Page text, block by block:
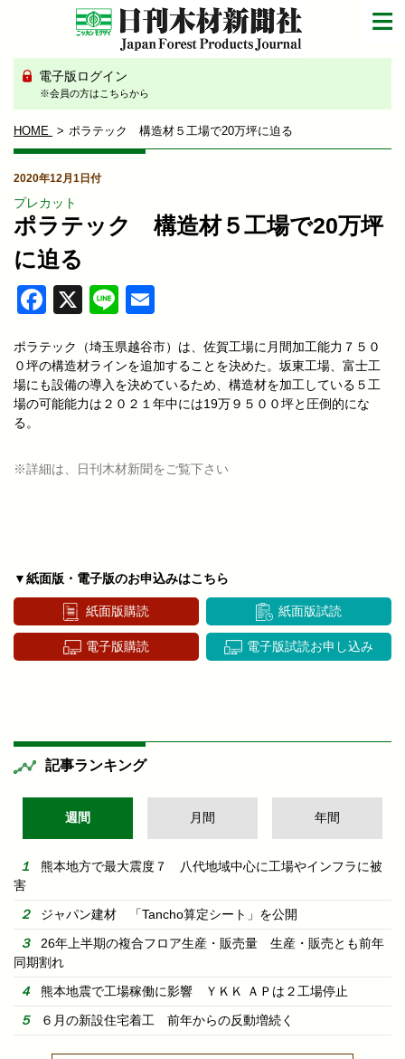
電子版ログイン
※会員の方はこちらから
HOME ポラテック 構造材５工場で20万坪に迫る
2020年12月1日付
プレカット
ポラテック 構造材５工場で20万坪
に迫る
Facebook
X Line
ポラテック（埼玉県越谷市）は、佐賀工場に月間加工能力７５０
０坪の構造材ラインを追加することを決めた。坂東工場、富士工
場にも設備の導入を決めているため、構造材を加工している５工
場の可能能力は２０２１年中には19万９５００坪と圧倒的にな
る。
※詳細は、日刊木材新聞をご覧下さい
▼紙面版・電子版のお申込みはこちら
紙面版購読 紙面版試読
電子版購読 電子版試読お申し込み
記事ランキング
週間 月間 年間
熊本地方で最大震度７ 八代地域中心に工場やインフラに被
害
ジャパン建材 「Tancho算定シート」を公開
26年上半期の複合フロア生産・販売量 生産・販売とも前年
同期割れ
熊本地震で工場稼働に影響 ＹＫＫ ＡＰは２工場停止
６月の新設住宅着工 前年からの反動増続く